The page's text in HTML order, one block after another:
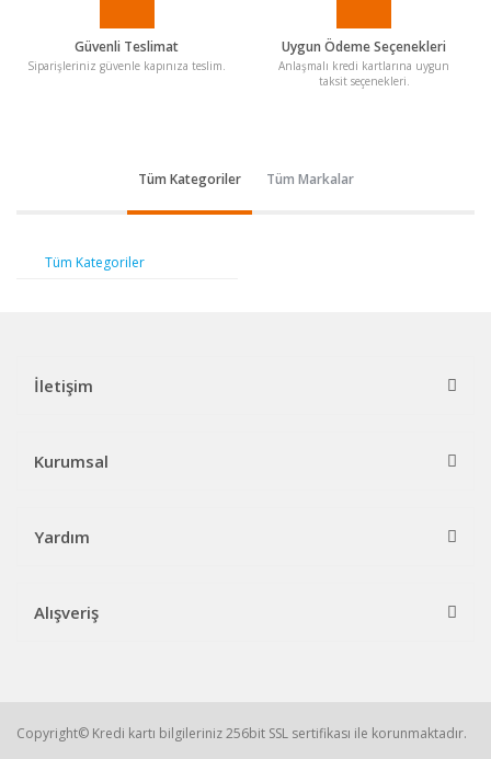
Güvenli Teslimat
Siparişleriniz güvenle kapınıza teslim.
Uygun Ödeme Seçenekleri
Anlaşmalı kredi kartlarına uygun
taksit seçenekleri.
Tüm Kategoriler Tüm Markalar
Tüm Kategoriler
İletişim
Kurumsal
Yardım
Alışveriş
Copyright© Kredi kartı bilgileriniz 256bit SSL sertifikası ile korunmaktadır.